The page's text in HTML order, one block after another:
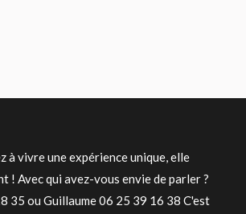
à vivre une expérience unique, elle
! Avec qui avez-vous envie de parler ?
35 ou Guillaume 06 25 39 16 38 C'est